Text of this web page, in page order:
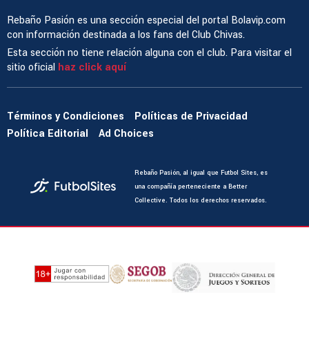
Rebaño Pasión es una sección especial del portal Bolavip.com
con información destinada a los fans del Club Chivas.
Esta sección no tiene relación alguna con el club. Para visitar el
sitio oficial haz click aquí
Términos y Condiciones
Políticas de Privacidad
Política Editorial
Ad Choices
Rebaño Pasión, al igual que Futbol Sites, es
una compañía perteneciente a Better
Collective. Todos los derechos reservados.